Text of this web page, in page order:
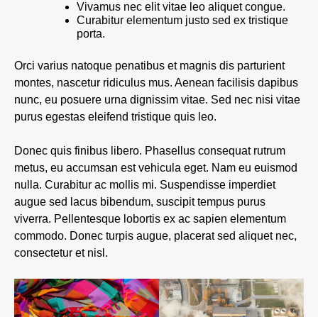
Vivamus nec elit vitae leo aliquet congue.
Curabitur elementum justo sed ex tristique
porta.
Orci varius natoque penatibus et magnis dis parturient
montes, nascetur ridiculus mus. Aenean facilisis dapibus
nunc, eu posuere urna dignissim vitae. Sed nec nisi vitae
purus egestas eleifend tristique quis leo.
Donec quis finibus libero. Phasellus consequat rutrum
metus, eu accumsan est vehicula eget. Nam eu euismod
nulla. Curabitur ac mollis mi. Suspendisse imperdiet
augue sed lacus bibendum, suscipit tempus purus
viverra. Pellentesque lobortis ex ac sapien elementum
commodo. Donec turpis augue, placerat sed aliquet nec,
consectetur et nisl.